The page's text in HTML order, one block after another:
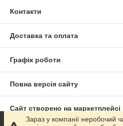
Контакти
Доставка та оплата
Графік роботи
Повна версія сайту
Сайт створено на маркетплейсі
Зараз у компанії неробочий